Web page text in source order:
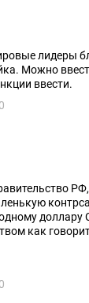
лидеры
Можно
ввести.
0
одному
как
РФ, а
0